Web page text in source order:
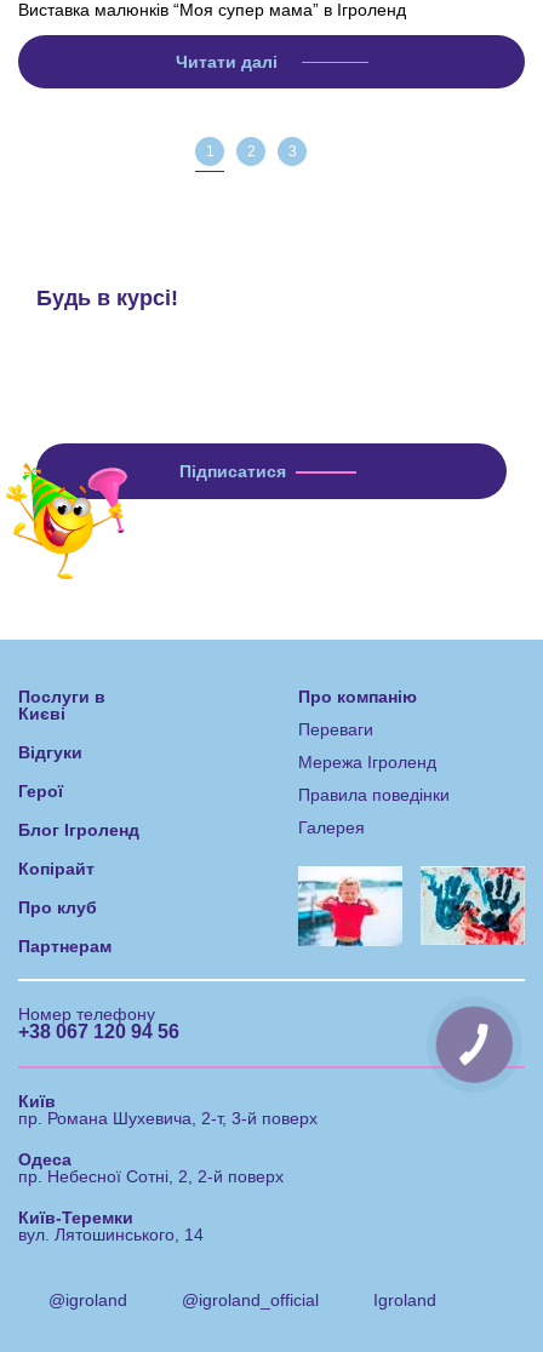
Виставка малюнків “Моя супер мама” в Ігроленд
Читати далі
1 2 3
Будь в курсі!
Послуги в
Києві
Відгуки
Герої
Блог Ігроленд
Копірайт
Про клуб
Партнерам
Про компанію
Переваги
Мережа Ігроленд
Правила поведінки
Галерея
Номер телефону
+38 067 120 94 56
Київ
пр. Романа Шухевича, 2-т, 3-й поверх
Одеса
пр. Небесної Сотні, 2, 2-й поверх
Київ-Теремки
вул. Лятошинського, 14
@igroland @igroland_official Igroland